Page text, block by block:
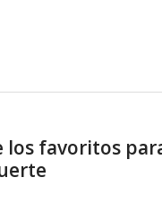
los favoritos